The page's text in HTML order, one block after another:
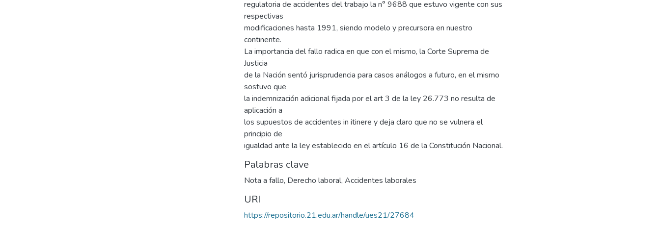
regulatoria de accidentes del trabajo la n° 9688 que estuvo vigente con sus
respectivas
modificaciones hasta 1991, siendo modelo y precursora en nuestro
continente.
La importancia del fallo radica en que con el mismo, la Corte Suprema de
Justicia
de la Nación sentó jurisprudencia para casos análogos a futuro, en el mismo
sostuvo que
la indemnización adicional fijada por el art 3 de la ley 26.773 no resulta de
aplicación a
los supuestos de accidentes in itinere y deja claro que no se vulnera el
principio de
igualdad ante la ley establecido en el artículo 16 de la Constitución Nacional.
Palabras clave
Nota a fallo, Derecho laboral, Accidentes laborales
URI
https://repositorio.21.edu.ar/handle/ues21/27684